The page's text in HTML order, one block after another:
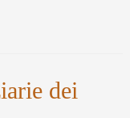
dei